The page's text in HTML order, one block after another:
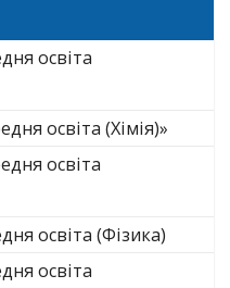
освіта
освіта (Хімія)»
освіта
освіта (Фізика)
освіта